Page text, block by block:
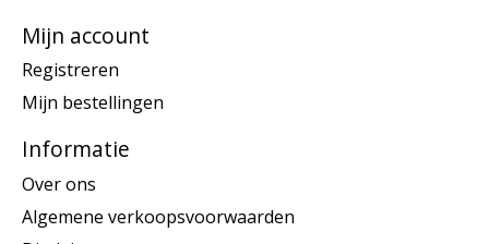
Mijn account
Registreren
Mijn bestellingen
Informatie
Over ons
Algemene verkoopsvoorwaarden